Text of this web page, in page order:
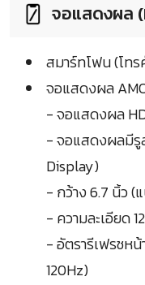
จอแสดงผล
สมาร์ทโฟน (โท
จอแสดงผล
- จอแสดงผล
- จอแสดงผลมีรู
Display)
- กว้าง 6.7 นิ้ว (
- ความละเอียด
- อัตรารีเฟรชหน้
120Hz)